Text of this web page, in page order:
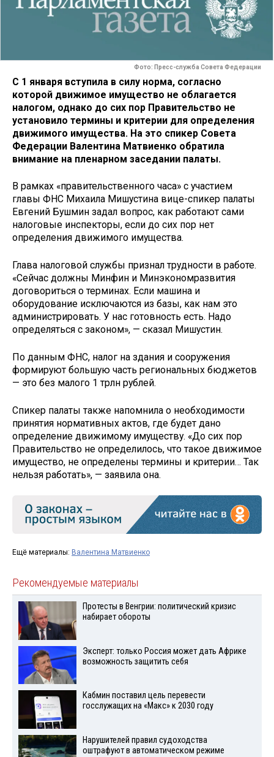
Фото: Пресс-служба Совета Федерации
С 1 января вступила в силу норма, согласно
которой движимое имущество не облагается
налогом, однако до сих пор Правительство не
установило термины и критерии для определения
движимого имущества. На это спикер Совета
Федерации Валентина Матвиенко обратила
внимание на пленарном заседании палаты.
В рамках «правительственного часа» с участием
главы ФНС Михаила Мишустина вице-спикер палаты
Евгений Бушмин задал вопрос, как работают сами
налоговые инспекторы, если до сих пор нет
определения движимого имущества.
Глава налоговой службы признал трудности в работе.
«Сейчас должны Минфин и Минэкономразвития
договориться о терминах. Если машина и
оборудование исключаются из базы, как нам это
администрировать. У нас готовность есть. Надо
определяться с законом», — сказал Мишустин.
По данным ФНС, налог на здания и сооружения
формируют большую часть региональных бюджетов
— это без малого 1 трлн рублей.
Спикер палаты также напомнила о необходимости
принятия нормативных актов, где будет дано
определение движимому имуществу. «До сих пор
Правительство не определилось, что такое движимое
имущество, не определены термины и критерии… Так
нельзя работать», — заявила она.
Ещё материалы: Валентина Матвиенко
Рекомендуемые материалы
Протесты в Венгрии: политический кризис
набирает обороты
Эксперт: только Россия может дать Африке
возможность защитить себя
Кабмин поставил цель перевести
госслужащих на «Макс» к 2030 году
Нарушителей правил судоходства
оштрафуют в автоматическом режиме